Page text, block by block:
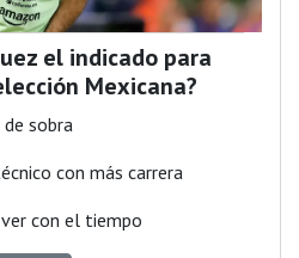
el indicado para
Mexicana?
sobra
con más carrera
con el tiempo